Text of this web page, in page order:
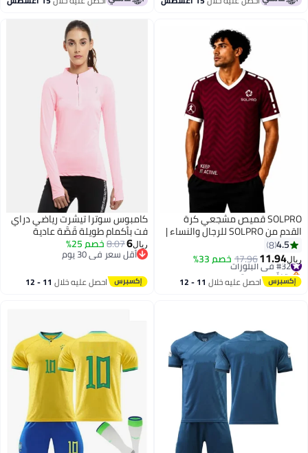
9
SOLPRO قميص مشجعي كرة
القدم من SOLPRO للرجال والنساء |
قميص مطبوع قطر
4.5
8
ريال11.94
17.96خصم 33% #32 في البلوزات
بتخلّص بسرعة
#32 في البلوزات احصل عليه خلال 11 - 12
كامبوس سوترا تيشرت رياضي دراي
فت بأكمام طويلة قَصَّة عادية
للارتداء الكاجوال للنساء - وردي
سادة
ريال6
8.07خصم 25%
أقل سعر في 30 يوم
أقل سعر في 30 يوم
احصل عليه خلال 11 - 12